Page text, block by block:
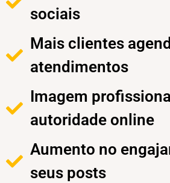
sociais
Mais clientes
atendimentos
Imagem
autoridade online
Aumento no
seus posts